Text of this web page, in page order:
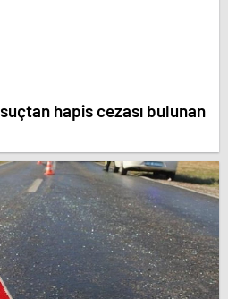
hapis cezası bulunan